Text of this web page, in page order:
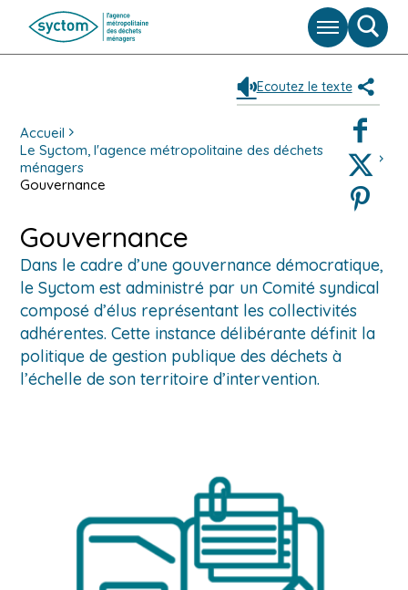
Menu
de
Ecoutez le texte
Twitter
Pinterest
Accueil
Le Syctom, l'agence métropolitaine des déchets
ménagers
Gouvernance
Gouvernance
Dans le cadre d’une gouvernance démocratique,
le Syctom est administré par un Comité syndical
composé d’élus représentant les collectivités
adhérentes. Cette instance délibérante définit la
politique de gestion publique des déchets à
l’échelle de son territoire d’intervention.